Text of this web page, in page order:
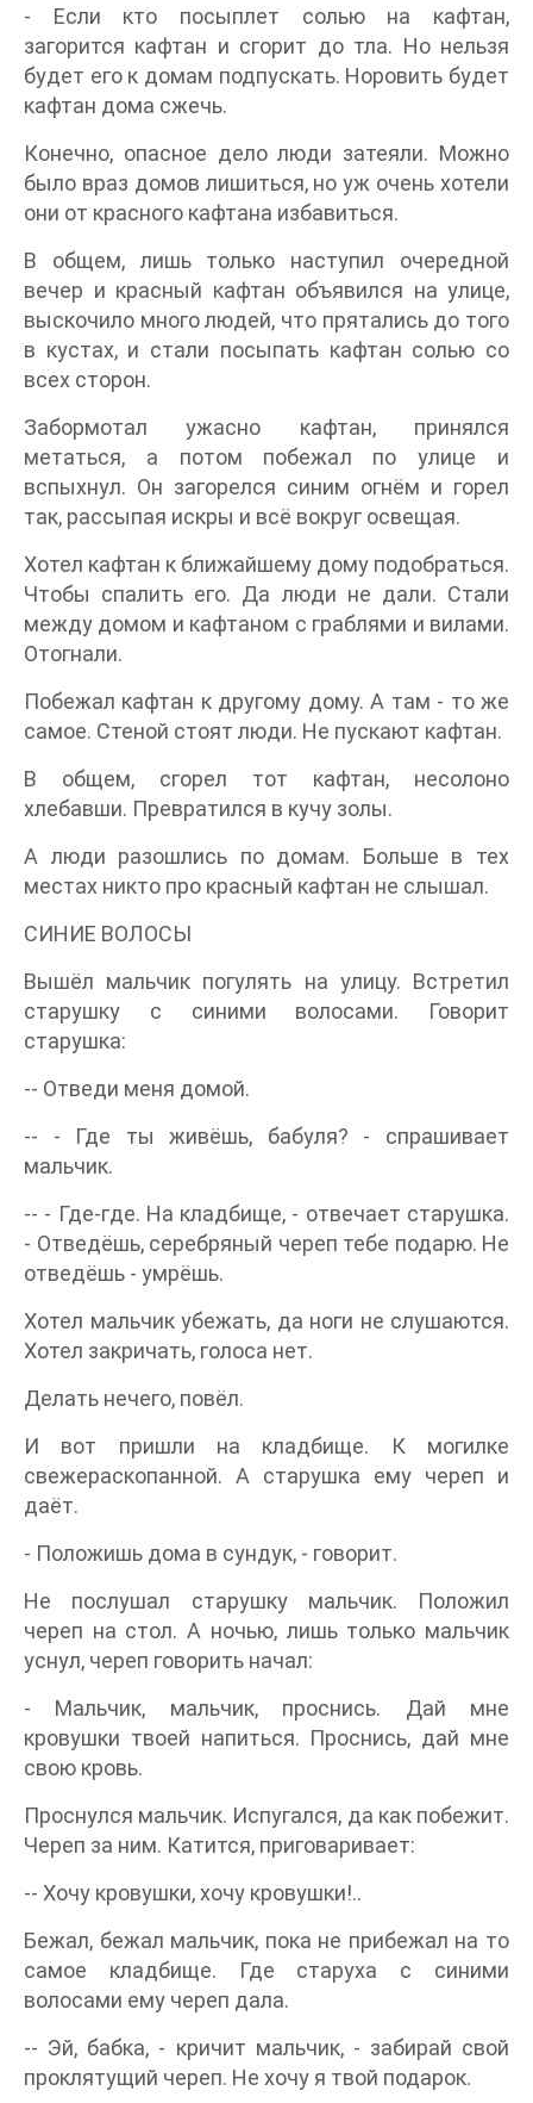
- Если кто посыплет солью на кафтан,
загорится кафтан и сгорит до тла. Но нельзя
будет его к домам подпускать. Норовить будет
кафтан дома сжечь.
Конечно, опасное дело люди затеяли. Можно
было враз домов лишиться, но уж очень хотели
они от красного кафтана избавиться.
В общем, лишь только наступил очередной
вечер и красный кафтан объявился на улице,
выскочило много людей, что прятались до того
в кустах, и стали посыпать кафтан солью со
всех сторон.
Забормотал ужасно кафтан, принялся
метаться, а потом побежал по улице и
вспыхнул. Он загорелся синим огнём и горел
так, рассыпая искры и всё вокруг освещая.
Хотел кафтан к ближайшему дому подобраться.
Чтобы спалить его. Да люди не дали. Стали
между домом и кафтаном с граблями и вилами.
Отогнали.
Побежал кафтан к другому дому. А там - то же
самое. Стеной стоят люди. Не пускают кафтан.
В общем, сгорел тот кафтан, несолоно
хлебавши. Превратился в кучу золы.
А люди разошлись по домам. Больше в тех
местах никто про красный кафтан не слышал.
СИНИЕ ВОЛОСЫ
Вышёл мальчик погулять на улицу. Встретил
старушку с синими волосами. Говорит
старушка:
-- Отведи меня домой.
-- - Где ты живёшь, бабуля? - спрашивает
мальчик.
-- - Где-где. На кладбище, - отвечает старушка.
- Отведёшь, серебряный череп тебе подарю. Не
отведёшь - умрёшь.
Хотел мальчик убежать, да ноги не слушаются.
Хотел закричать, голоса нет.
Делать нечего, повёл.
И вот пришли на кладбище. К могилке
свежераскопанной. А старушка ему череп и
даёт.
- Положишь дома в сундук, - говорит.
Не послушал старушку мальчик. Положил
череп на стол. А ночью, лишь только мальчик
уснул, череп говорить начал:
- Мальчик, мальчик, проснись. Дай мне
кровушки твоей напиться. Проснись, дай мне
свою кровь.
Проснулся мальчик. Испугался, да как побежит.
Череп за ним. Катится, приговаривает:
-- Хочу кровушки, хочу кровушки!..
Бежал, бежал мальчик, пока не прибежал на то
самое кладбище. Где старуха с синими
волосами ему череп дала.
-- Эй, бабка, - кричит мальчик, - забирай свой
проклятущий череп. Не хочу я твой подарок.